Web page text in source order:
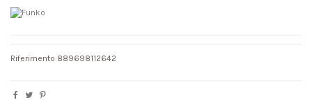
Riferimento 889698112642